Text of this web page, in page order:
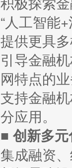
“人工智能
提供更具
引导金融
网特点的
支持金融
分应用。
■ 创新多
集成融资